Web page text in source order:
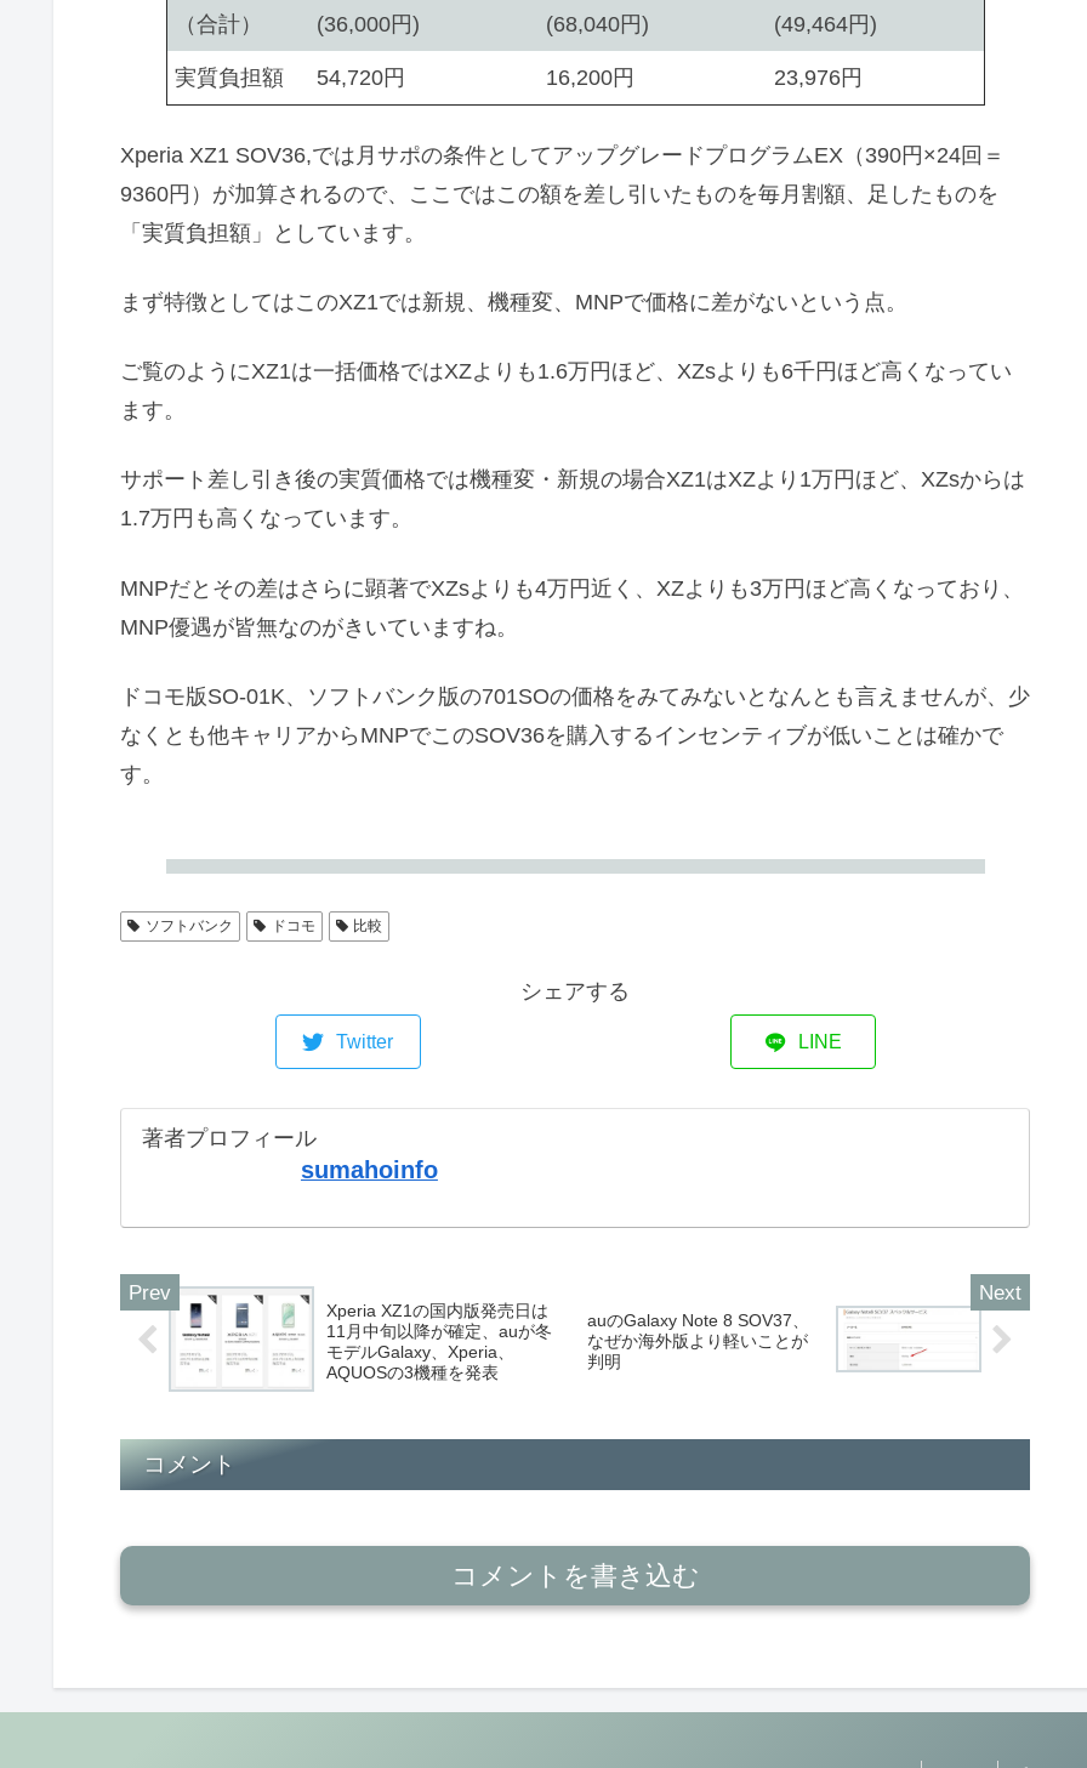
（合計）
(36,000円)
(68,040円)
(49,464円)
実質負担額 54,720円 16,200円 23,976円
Xperia XZ1 SOV36,では月サポの条件としてアップグレードプログラムEX（390円×24回＝
9360円）が加算されるので、ここではこの額を差し引いたものを毎月割額、足したものを
「実質負担額」としています。
まず特徴としてはこのXZ1では新規、機種変、MNPで価格に差がないという点。
ご覧のようにXZ1は一括価格ではXZよりも1.6万円ほど、XZsよりも6千円ほど高くなってい
ます。
サポート差し引き後の実質価格では機種変・新規の場合XZ1はXZより1万円ほど、XZsからは
1.7万円も高くなっています。
MNPだとその差はさらに顕著でXZsよりも4万円近く、XZよりも3万円ほど高くなっており、
MNP優遇が皆無なのがきいていますね。
ドコモ版SO-01K、ソフトバンク版の701SOの価格をみてみないとなんとも言えませんが、少
なくとも他キャリアからMNPでこのSOV36を購入するインセンティブが低いことは確かで
す。
ソフトバンク ドコモ 比較
シェアする
Twitter LINE
著者プロフィール
sumahoinfo
Xperia XZ1の国内版発売日は
11月中旬以降が確定、auが冬
モデルGalaxy、Xperia、
AQUOSの3機種を発表
auのGalaxy Note 8 SOV37、
なぜか海外版より軽いことが
判明
コメント
コメントを書き込む